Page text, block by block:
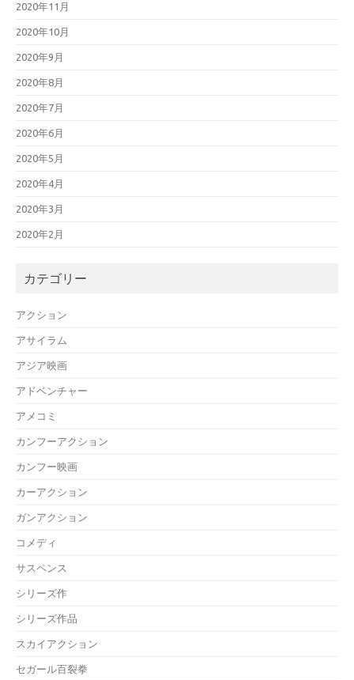
2020年11月
2020年10月
2020年9月
2020年8月
2020年7月
2020年6月
2020年5月
2020年4月
2020年3月
2020年2月
カテゴリー
アクション
アサイラム
アジア映画
アドベンチャー
アメコミ
カンフーアクション
カンフー映画
カーアクション
ガンアクション
コメディ
サスペンス
シリーズ作
シリーズ作品
スカイアクション
セガール百裂拳